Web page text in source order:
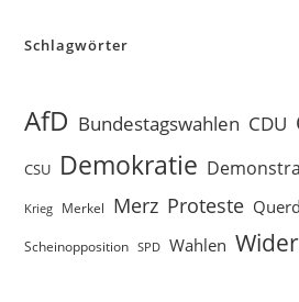
Schlagwörter
AfD Bundestagswahlen CDU
CSU Demokratie
Krieg Merkel Merz Proteste
Scheinopposition SPD Wahlen